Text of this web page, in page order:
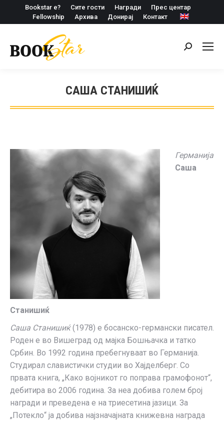
Bookstar е? Сите гости Награди
Прес центар
Fellowship
Архива Донирај Контакт
Search:
САША СТАНИШИЌ
Германија
Саша
Станишиќ
Саша Станишиќ(1978) е босанско-германски писател.
Роден е во Вишеград oд мајка Бошњачка и татко
Србин. Во 1992 година пребегнуваат во Германија.
Студирал славистички студии во Хајделберг. Со
првата книга, „Како војникот го поправа грамофонот“,
дебитира во 2006 година. За неа добива голем број
награди и преведена е на триесетина јазици. За
„Потекло“ ја добива најзначајната книжевна награда